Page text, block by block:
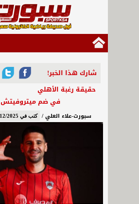
شارك هذا الخبر!
حقيقة رغبة الأهلي
في ضم ميتروفيتش
سبورت-علاء العلي / كتب في 14/12/2025 - 4:13 م